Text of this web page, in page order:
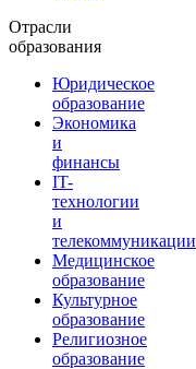
Отрасли
образования
Юридическое
образование
Экономика
и
финансы
IT-
технологии
и
телекоммуникации
Медицинское
образование
Культурное
образование
Религиозное
образование